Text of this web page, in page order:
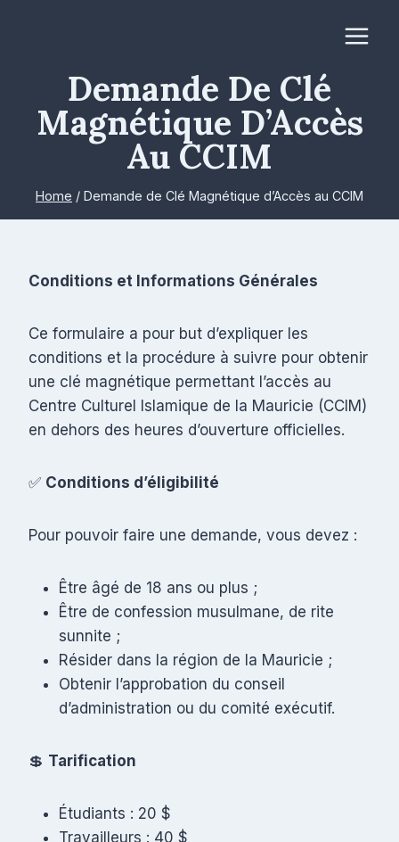
Demande De Clé
Magnétique D’Accès
Au CCIM
Home / Demande de Clé Magnétique d’Accès au CCIM
Conditions et Informations Générales
Ce formulaire a pour but d’expliquer les
conditions et la procédure à suivre pour obtenir
une clé magnétique permettant l’accès au
Centre Culturel Islamique de la Mauricie (CCIM)
en dehors des heures d’ouverture officielles.
✅ Conditions d’éligibilité
Pour pouvoir faire une demande, vous devez :
Être âgé de 18 ans ou plus ;
Être de confession musulmane, de rite
sunnite ;
Résider dans la région de la Mauricie ;
Obtenir l’approbation du conseil
d’administration ou du comité exécutif.
💲 Tarification
Étudiants : 20 $
Travailleurs : 40 $